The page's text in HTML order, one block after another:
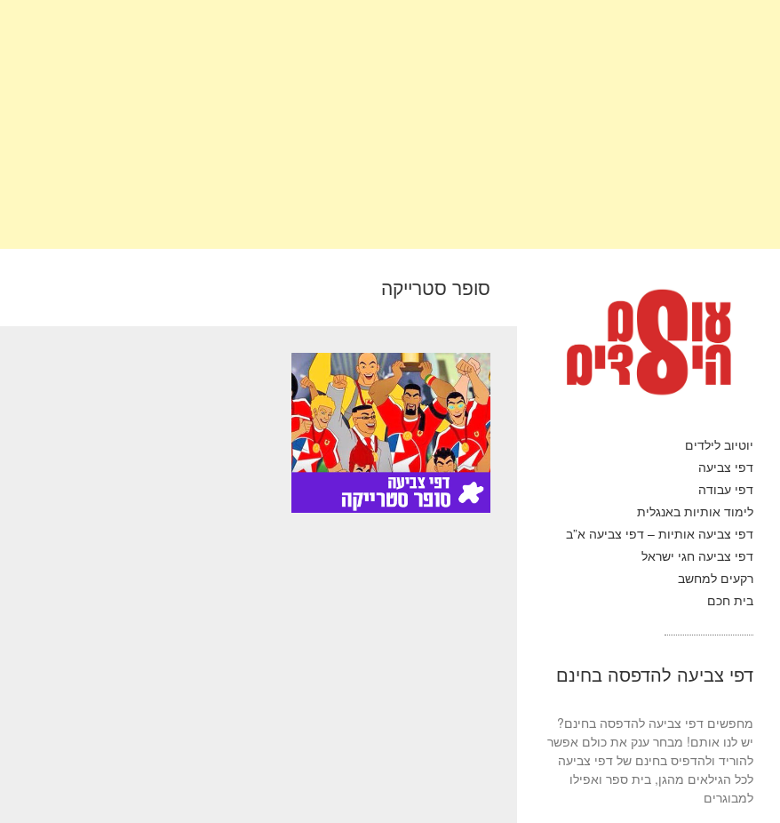
יוטיוב לילדים
דפי צביעה
דפי עבודה
לימוד אותיות באנגלית
דפי צביעה אותיות – דפי צביעה א”ב
דפי צביעה חגי ישראל
רקעים למחשב
בית חכם
סופר סטרייקה
דפי צביעה להדפסה בחינם
מחפשים דפי צביעה להדפסה בחינם?
יש לנו אותם! מבחר ענק את כולם אפשר
להוריד ולהדפיס בחינם של דפי צביעה
לכל הגילאים מהגן, בית ספר ואפילו
למבוגרים